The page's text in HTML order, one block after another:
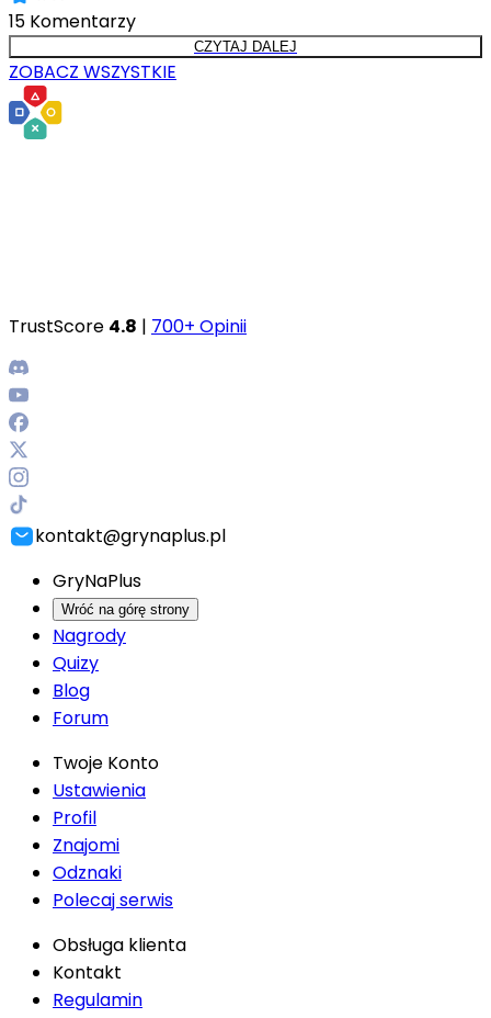
15 Komentarzy
CZYTAJ DALEJ
ZOBACZ WSZYSTKIE
TrustScore 4.8 | 700+ Opinii
kontakt@grynaplus.pl
GryNaPlus
Wróć na górę strony
Nagrody
Quizy
Blog
Forum
Twoje Konto
Ustawienia
Profil
Znajomi
Odznaki
Polecaj serwis
Obsługa klienta
Kontakt
Regulamin